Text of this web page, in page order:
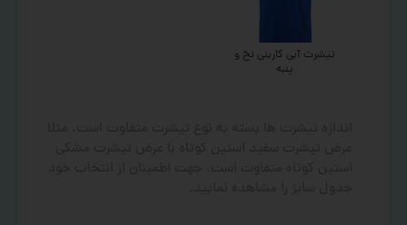
تیشرت آبی کاربنی نخ و
پنبه